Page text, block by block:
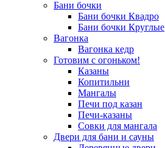
Бани бочки
Бани бочки Квадро
Бани бочки Круглые
Вагонка
Вагонка кедр
Готовим с огоньком!
Казаны
Копитильни
Мангалы
Печи под казан
Печи-казаны
Совки для мангала
Двери для бани и сауны